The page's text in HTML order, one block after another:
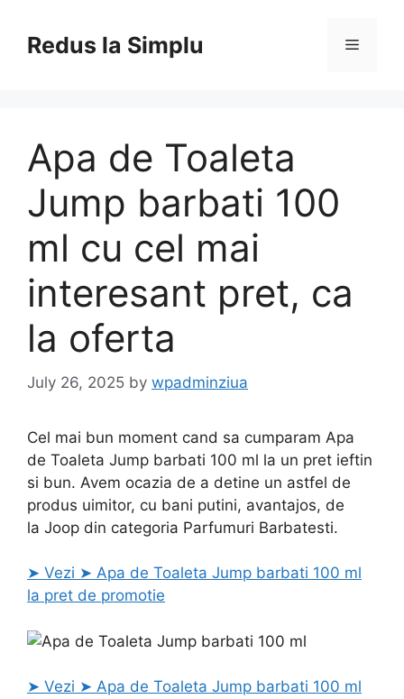
contentRedus la Simplu Menu
Apa de Toaleta
Jump barbati 100
ml cu cel mai
interesant pret, ca
la oferta
July 26, 2025 by wpadminziua
Cel mai bun moment cand sa cumparam Apa
de Toaleta Jump barbati 100 ml la un pret ieftin
si bun. Avem ocazia de a detine un astfel de
produs uimitor, cu bani putini, avantajos, de
la Joop din categoria Parfumuri Barbatesti.
➤ Vezi ➤ Apa de Toaleta Jump barbati 100 ml
la pret de promotie
➤ Vezi ➤ Apa de Toaleta Jump barbati 100 ml